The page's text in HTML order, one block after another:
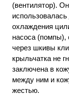
(вентилятор).
охлаждения
насоса (помпы),
через шкивы
крыльчатка не
заключена в
между ним и
жестью.